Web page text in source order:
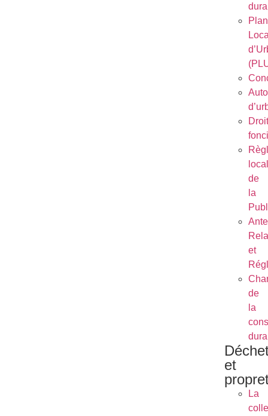
Plan
Droit
local
de
la
et
de
la
et
La